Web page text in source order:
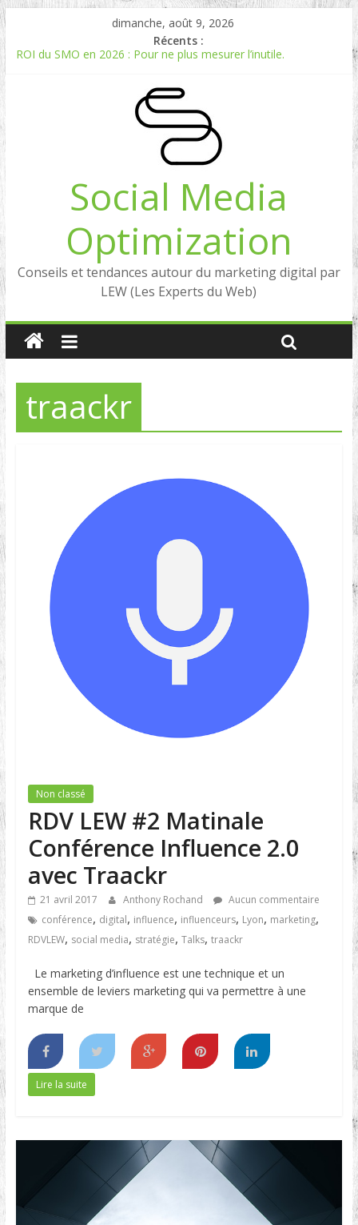
dimanche, août 9, 2026
Récents :
ROI du SMO en 2026 : Pour ne plus mesurer l’inutile.
Experts en Social Listening en France : qui sont les références
Reddit, la brique manquante entre Social Intelligence et AIO
Comment votre e-réputation dépend du social listening et des
Social Media
Optimization
Conseils et tendances autour du marketing digital par
LEW (Les Experts du Web)
traackr
Non classé
RDV LEW #2 Matinale
Conférence Influence 2.0
avec Traackr
21 avril 2017 Anthony Rochand
Aucun commentaire
conférence, digital, influence, influenceurs, Lyon, marketing,
RDVLEW, social media, stratégie, Talks, traackr
Le marketing d’influence est une technique et un
ensemble de leviers marketing qui va permettre à une
marque de
Lire la suite